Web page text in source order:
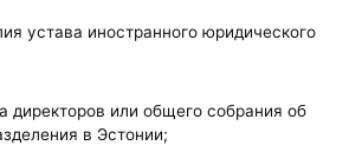
устава иностранного юридического
директоров или общего собрания об
в Эстонии;